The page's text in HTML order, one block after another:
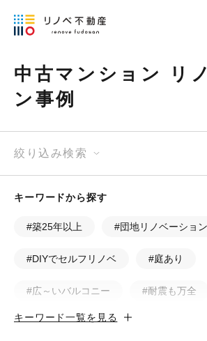
中古マンション リ
ン事例
絞り込み検索
キーワードから探す
#築25年以上 #団地リノベーション
#DIYでセルフリノベ #庭あり
#広～いバルコニー #耐震も万全
#カフェ風 #昭和レトロ
キーワード一覧を見る